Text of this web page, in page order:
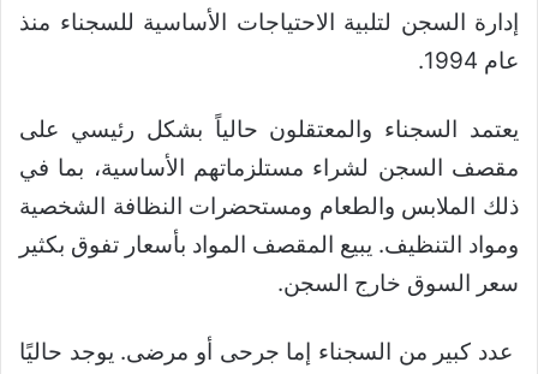
إدارة السجن لتلبية الاحتياجات الأساسية للسجناء منذ
عام 1994.
يعتمد السجناء والمعتقلون حالياً بشكل رئيسي على
مقصف السجن لشراء مستلزماتهم الأساسية، بما في
ذلك الملابس والطعام ومستحضرات النظافة الشخصية
ومواد التنظيف. يبيع المقصف المواد بأسعار تفوق بكثير
سعر السوق خارج السجن.
عدد كبير من السجناء إما جرحى أو مرضى. يوجد حاليًا